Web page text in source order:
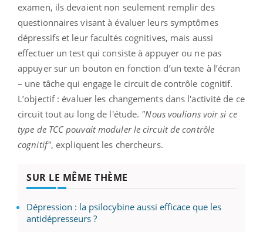
examen, ils devaient non seulement remplir des
questionnaires visant à évaluer leurs symptômes
dépressifs et leur facultés cognitives, mais aussi
effectuer un test qui consiste à appuyer ou ne pas
appuyer sur un bouton en fonction d’un texte à l’écran
– une tâche qui engage le circuit de contrôle cognitif.
L’objectif : évaluer les changements dans l'activité de ce
circuit tout au long de l'étude. "Nous voulions voir si ce
type de TCC pouvait moduler le circuit de contrôle
cognitif", expliquent les chercheurs.
SUR LE MÊME THÈME
Dépression : la psilocybine aussi efficace que les
antidépresseurs ?